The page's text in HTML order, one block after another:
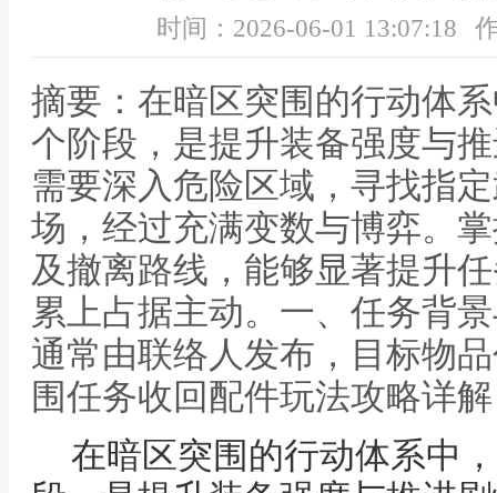
时间：2026-06-01 13:07:18
摘要：在暗区突围的行动体
个阶段，是提升装备强度与
需要深入危险区域，寻找指
场，经过充满变数与博弈。
及撤离路线，能够显著提升
累上占据主动。一、任务背
通常由联络人发布，目标物
围任务收回配件玩法攻略详解
在暗区突围的行动体系中